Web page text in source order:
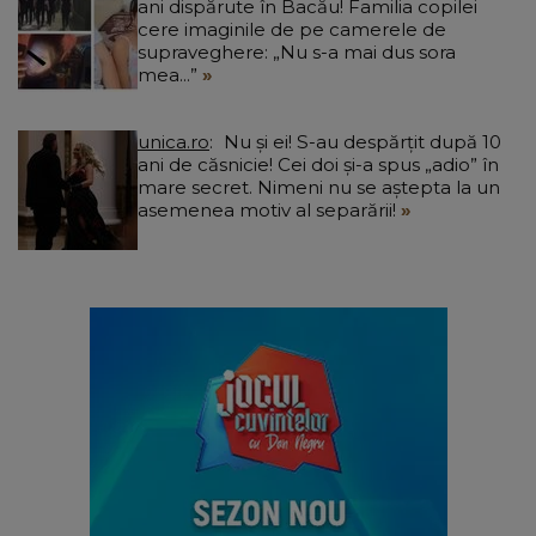
ani dispărute în Bacău! Familia copilei
cere imaginile de pe camerele de
supraveghere: „Nu s-a mai dus sora
mea...”
unica.ro
ani de căsnicie! Cei doi și-a spus „adio” în
mare secret. Nimeni nu se aștepta la un
asemenea motiv al separării!